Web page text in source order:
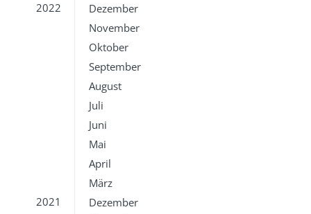
2022
Dezember
November
Oktober
September
August
Juli
Juni
Mai
April
März
2021
Dezember